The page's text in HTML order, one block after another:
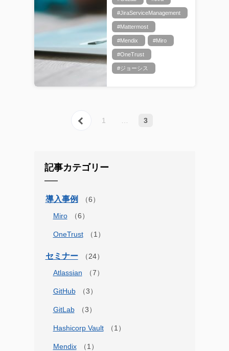
#JiraServiceManagement
#Mattermost
#Mendix #Miro
#OneTrust
#ジョーシス
1 3
記事カテゴリー
導入事例
Miro
OneTrust
セミナー
Atlassian
GitHub
GitLab
Hashicorp Vault
Mendix